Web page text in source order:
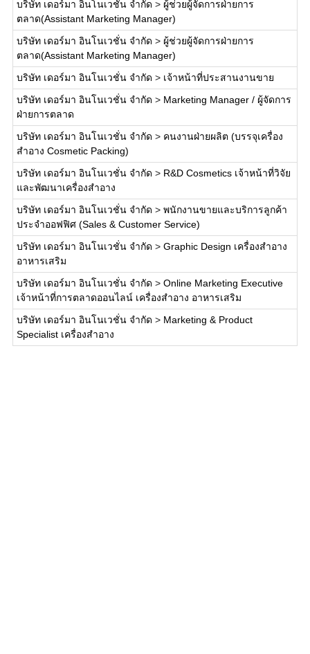
บริษัท เดอร์มา อินโนเวชั่น จำกัด > ผู้ช่วยผู้จัดการฝ่ายการ
ตลาด(Assistant Marketing Manager)
บริษัท เดอร์มา อินโนเวชั่น จำกัด > ผู้ช่วยผู้จัดการฝ่ายการ
ตลาด(Assistant Marketing Manager)
บริษัท เดอร์มา อินโนเวชั่น จำกัด > เจ้าหน้าที่ประสานงานขาย
บริษัท เดอร์มา อินโนเวชั่น จำกัด > Marketing Manager / ผู้จัดการ
ฝ่ายการตลาด
บริษัท เดอร์มา อินโนเวชั่น จำกัด > คนงานฝ่ายผลิต (บรรจุเครื่อง
สำอาง Cosmetic Packing)
บริษัท เดอร์มา อินโนเวชั่น จำกัด > R&D Cosmetics เจ้าหน้าที่วิจัย
และพัฒนาเครื่องสำอาง
บริษัท เดอร์มา อินโนเวชั่น จำกัด > พนักงานขายและบริการลูกค้า
ประจำออฟฟิศ (Sales & Customer Service)
บริษัท เดอร์มา อินโนเวชั่น จำกัด > Graphic Design เครื่องสำอาง
อาหารเสริม
บริษัท เดอร์มา อินโนเวชั่น จำกัด > Online Marketing Executive
เจ้าหน้าที่การตลาดออนไลน์ เครื่องสำอาง อาหารเสริม
บริษัท เดอร์มา อินโนเวชั่น จำกัด > Marketing & Product
Specialist เครื่องสำอาง